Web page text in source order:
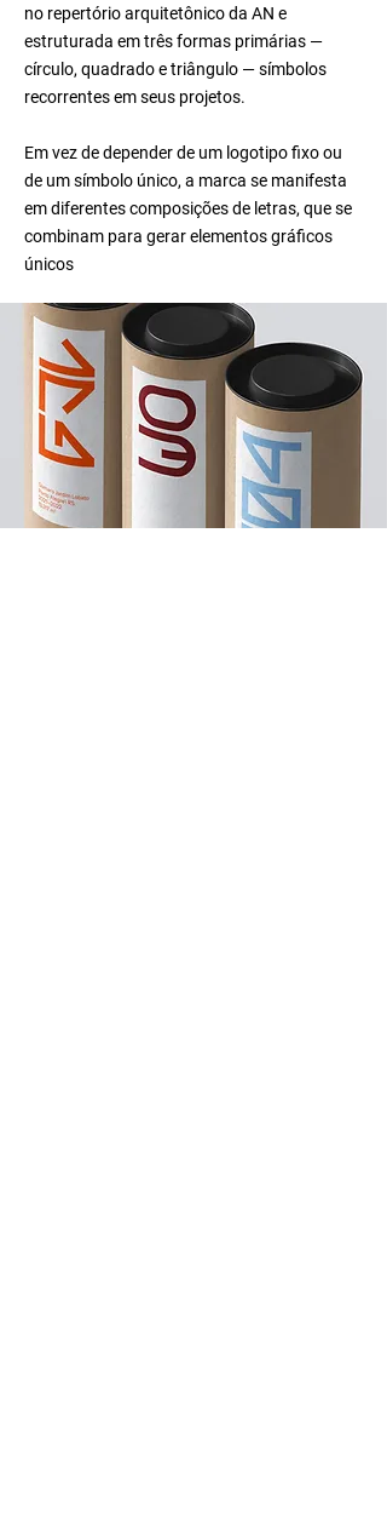
no repertório arquitetônico da AN e
estruturada em três formas primárias —
círculo, quadrado e triângulo — símbolos
recorrentes em seus projetos.
Em vez de depender de um logotipo fixo ou
de um símbolo único, a marca se manifesta
em diferentes composições de letras, que se
combinam para gerar elementos gráficos
únicos